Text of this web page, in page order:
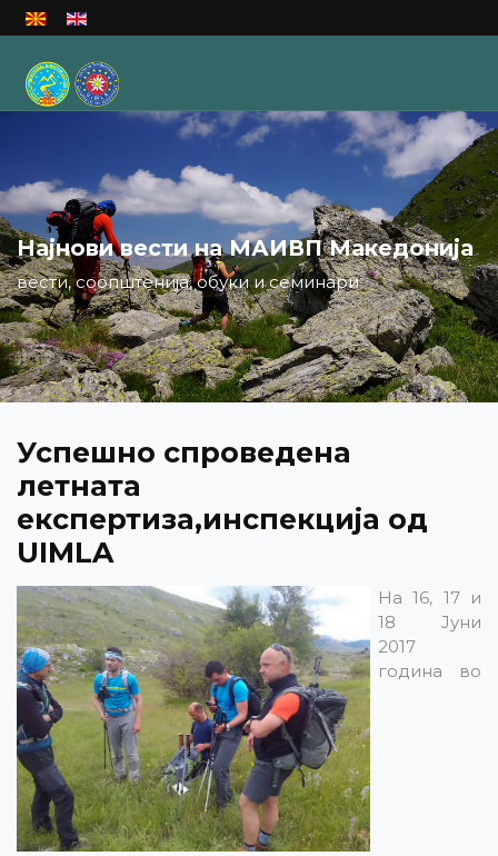
Изберете го вашиот јазик
Најнови вести на МАИВП Македонија
вести, соопштенија, обуки и семинари
Успешно спроведена
летната
експертиза,инспекција од
UIMLA
На 16, 17 и
18 Јуни
2017
година во